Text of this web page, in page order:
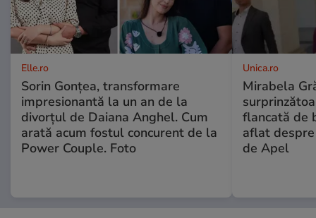
Elle.ro
Sorin Gonțea, transformare
impresionantă la un an de la
divorțul de Daiana Anghel. Cum
arată acum fostul concurent de la
Power Couple. Foto
Unica.ro
Mirabela
flancată de
aflat
de Apel